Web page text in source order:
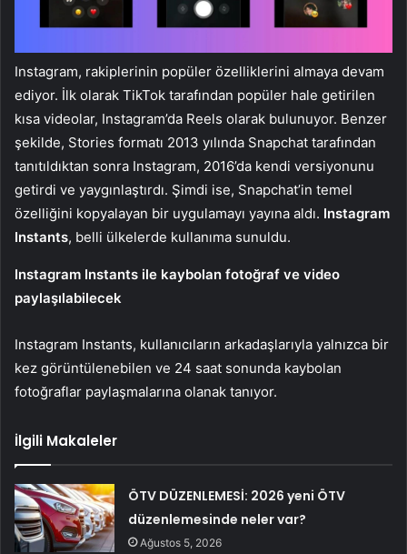
Instagram, rakiplerinin popüler özelliklerini almaya devam
ediyor. İlk olarak TikTok tarafından popüler hale getirilen
kısa videolar, Instagram’da Reels olarak bulunuyor. Benzer
şekilde, Stories formatı 2013 yılında Snapchat tarafından
tanıtıldıktan sonra Instagram, 2016’da kendi versiyonunu
getirdi ve yaygınlaştırdı. Şimdi ise, Snapchat’in temel
özelliğini kopyalayan bir uygulamayı yayına aldı. Instagram
Instants, belli ülkelerde kullanıma sunuldu.
Instagram Instants ile kaybolan fotoğraf ve video
paylaşılabilecek
Instagram Instants, kullanıcıların arkadaşlarıyla yalnızca bir
kez görüntülenebilen ve 24 saat sonunda kaybolan
fotoğraflar paylaşmalarına olanak tanıyor.
İlgili Makaleler
ÖTV DÜZENLEMESİ: 2026 yeni ÖTV
düzenlemesinde neler var?
Ağustos 5, 2026